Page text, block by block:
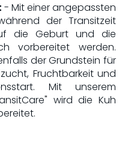
- Mit einer angepassten
der Transitzeit
die Geburt und die
vorbereitet werden.
der Grundstein für
Fruchtbarkeit und
Mit unserem
wird die Kuh